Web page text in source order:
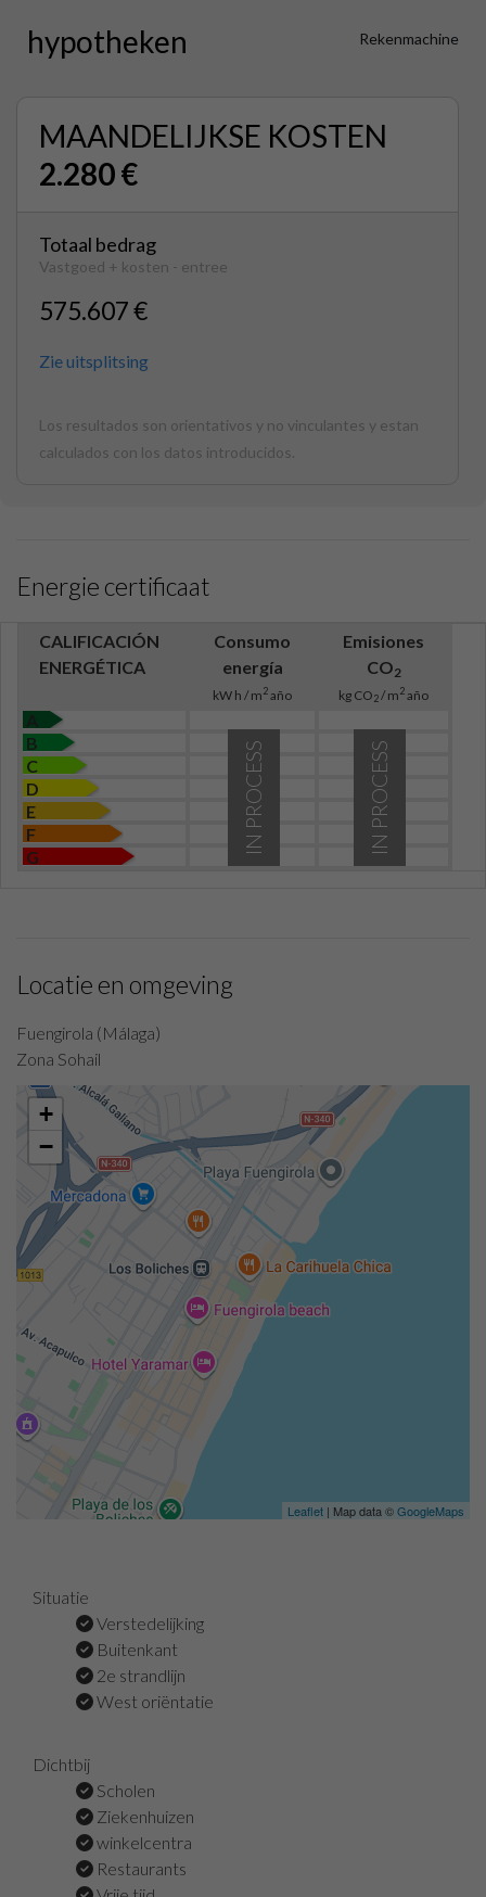
hypotheken Rekenmachine
MAANDELIJKSE KOSTEN
2.280 €
Totaal bedrag
Vastgoed + kosten - entree
575.607 €
Zie uitsplitsing
Los resultados son orientativos y no vinculantes y estan
calculados con los datos introducidos.
Energie certificaat
CALIFICACIÓN
ENERGÉTICA
Consumo
energía
kW h / m2año
Emisiones
CO2
kg CO2/ m2año
A
B
C
D
E
F
G
IN PROCESS
IN PROCESS
Locatie en omgeving
Fuengirola (Málaga)
Zona Sohail
+
−
Leaflet | Map data ©GoogleMaps
Situatie
Verstedelijking
Buitenkant
2e strandlijn
West oriëntatie
Dichtbij
Scholen
Ziekenhuizen
winkelcentra
Restaurants